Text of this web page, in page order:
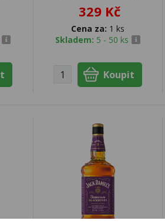
329 Kč
Cena za: 1 ks
Skladem: 5 - 50 ks